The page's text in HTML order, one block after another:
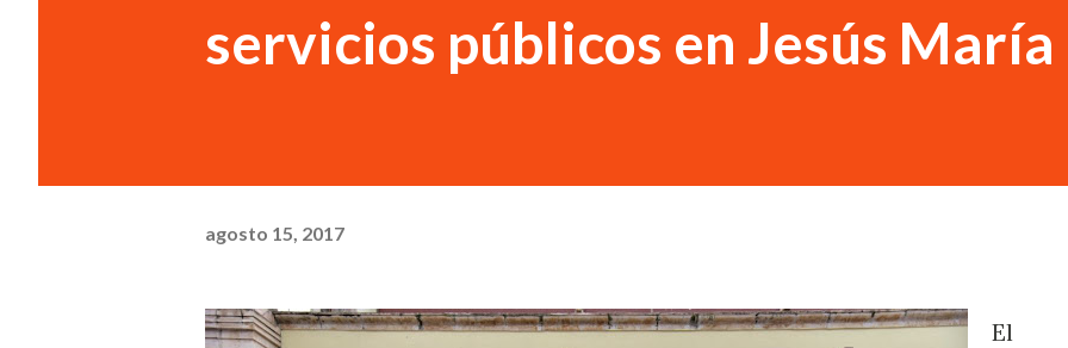
servicios públicos en Jesús María
agosto 15, 2017
El